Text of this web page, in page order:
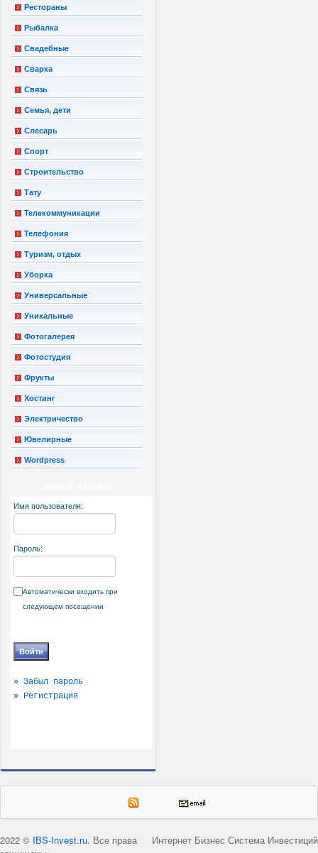
Рестораны
Рыбалка
Свадебные
Сварка
Связь
Семья, дети
Слесарь
Спорт
Строительство
Тату
Телекоммуникации
Телефония
Туризм, отдых
Уборка
Универсальные
Уникальные
Фотогалерея
Фотостудия
Фрукты
Хостинг
Электричество
Ювелирные
Wordpress
Имя пользователя:
Пароль:
Автоматически входить при
следующем посещении
» Забыл пароль
» Регистрация
Интернет Бизнес Система Инвестиций
2022 © IBS-Invest.ru. Все права